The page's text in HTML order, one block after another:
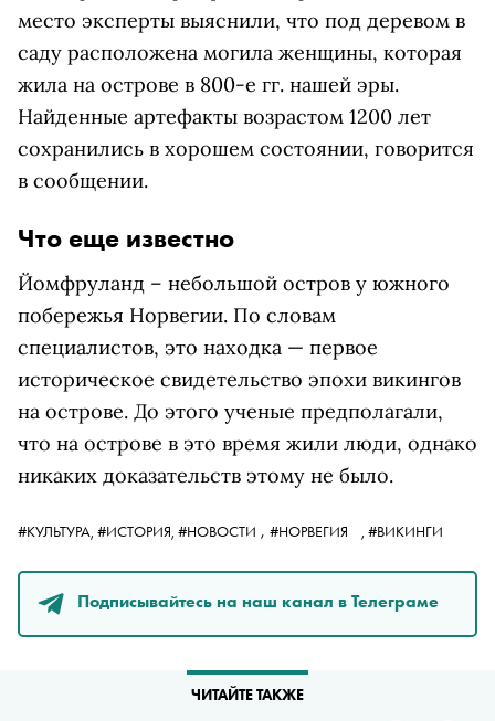
место эксперты выяснили, что под деревом в
саду расположена могила женщины, которая
жила на острове в 800-е гг. нашей эры.
Найденные артефакты возрастом 1200 лет
сохранились в хорошем состоянии, говорится
в сообщении.
Что еще известно
Йомфруланд – небольшой остров у южного
побережья Норвегии. По словам
специалистов, это находка — первое
историческое свидетельство эпохи викингов
на острове. До этого ученые предполагали,
что на острове в это время жили люди, однако
никаких доказательств этому не было.
#КУЛЬТУРА, #ИСТОРИЯ, #НОВОСТИ , #НОРВЕГИЯ , #ВИКИНГИ
Подписывайтесь на наш канал в Телеграме
ЧИТАЙТЕ ТАКЖЕ